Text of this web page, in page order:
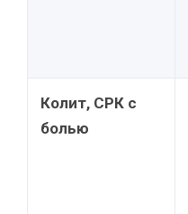
Колит, СРК с
болью